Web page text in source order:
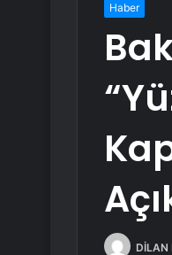
Haber
DİLAN